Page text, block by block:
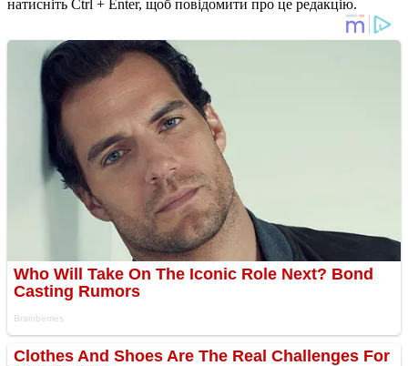
натисніть Ctrl + Enter, щоб повідомити про це редакцію.